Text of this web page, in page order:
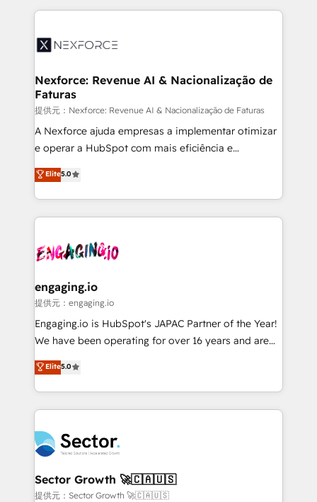
HubSpot Elite Partner—trusted by companies across
Implementation & Migration Onboarding across all
Station, Freshdesk, Intercom, and more. Custom
objects, automations, and integrations built for
growth. 🚀 AI-Driven GTM Orchestration Unify
HubSpot with LinkedIn, WhatsApp, email, paid
media, and AI voice to drive pipeline. 🤖 AI Custom
prospecting, follow-ups, service triage, and
knowledge retrieval—built in HubSpot. ⚡ Fast-Track
advanced optimization & adoption 📍 São Paulo, BR
• Des Moines, IA • New York, NY
Nexforce: Revenue AI & Nacionalização de
Faturas
提供元：Nexforce: Revenue AI & Nacionalização de Faturas
A Nexforce ajuda empresas a implementar otimizar
e operar a HubSpot com mais eficiência e
previsibilidade de receita. Combinamos Revenue
Operations (RevOps) e Inteligência Artificial para
estruturar processos integrar sistemas organizar
dados e automatizar operações. O objetivo é
operacional de receita conectando equipes
Também somos distribuidores oficiais da HubSpot
e de mais de 150 softwares globais permitindo
contratar e pagar a HubSpot em reais com nota
fiscal no Brasil e gerar economia de até 50% na
Oferecemos ainda agentes de IA especializados em
HubSpot que automatizam tarefas executam rotinas
empresas em 13 países utilizam a Nexforce. Somos
a maior parceira da HubSpot na América Latina e
líder no ranking global de sucesso do cliente da
HubSpot.
Elite5.0
engaging.io
提供元：engaging.io
Engaging.io is HubSpot's JAPAC Partner of the Year!
We have been operating for over 16 years and are
one of HubSpot's most experienced and technically
capable Agency Partners globally. We specialise in
complex CRM migrations, implementations,
integrations, custom CMS portal development,
businesses. Our teams are based in North America
and APAC. We are HubSpot's top-ranked Advanced
Implementation Certified Partner and we contribute
to their advisory council. We strive to do 'good work
Elite5.0
Sector Growth 🚀🇨🇦🇺🇸
提供元：Sector Growth 🚀🇨🇦🇺🇸